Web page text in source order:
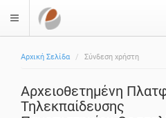
$langMenu
Αρχική Σελίδα Σύνδεση χρήστη
Αρχειοθετημένη
Τηλεκπαίδευσης